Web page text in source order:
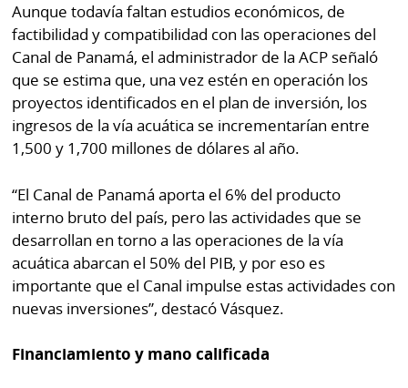
Aunque todavía faltan estudios económicos, de
factibilidad y compatibilidad con las operaciones del
Canal de Panamá, el administrador de la ACP señaló
que se estima que, una vez estén en operación los
proyectos identificados en el plan de inversión, los
ingresos de la vía acuática se incrementarían entre
1,500 y 1,700 millones de dólares al año.
“El Canal de Panamá aporta el 6% del producto
interno bruto del país, pero las actividades que se
desarrollan en torno a las operaciones de la vía
acuática abarcan el 50% del PIB, y por eso es
importante que el Canal impulse estas actividades con
nuevas inversiones”, destacó Vásquez.
Financiamiento y mano calificada